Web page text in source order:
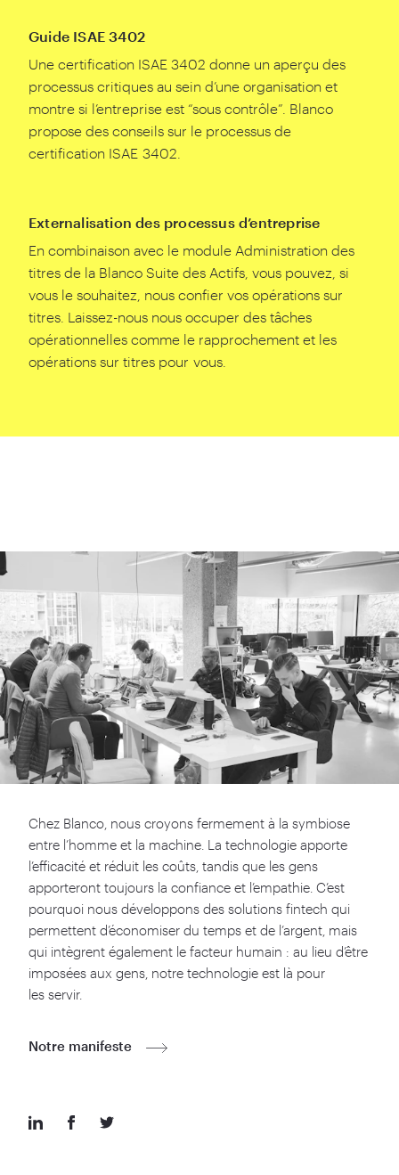
Guide ISAE 3402
Une certification ISAE 3402 donne un aperçu des
processus critiques au sein d’une organisation et
montre si l’entreprise est “sous contrôle”. Blanco
propose des conseils sur le processus de
certification ISAE 3402
Externalisation des processus d’entreprise
En combinaison avec le module Administration des
titres de la Blanco Suite des Actifs, vous pouvez, si
vous le souhaitez, nous confier vos opérations sur
titres. Laissez-nous nous occuper des tâches
opérationnelles comme le rapprochement et les
opérations sur titres pour vous.
Chez Blanco, nous croyons fermement à la symbiose
entre l’homme et la machine. La technologie apporte
l’efficacité et réduit les coûts, tandis que les gens
apporteront toujours la confiance et l’empathie. C’est
pourquoi nous développons des solutions fintech qui
permettent d’économiser du temps et de l’argent, mais
qui intègrent également le facteur humain : au lieu d’être
imposées aux gens, notre technologie est là pour
les servir.
Notre manifeste